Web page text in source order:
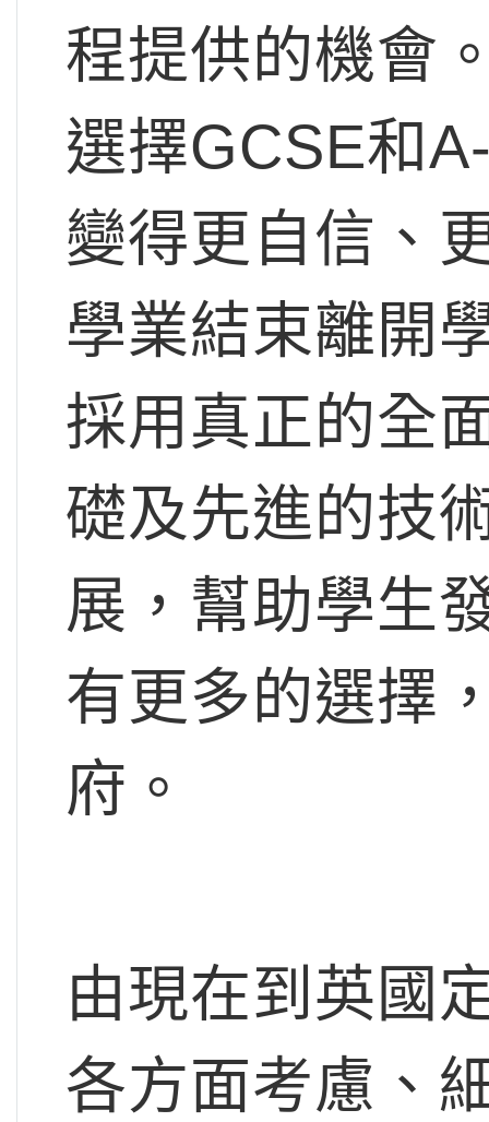
程提供的機會
選擇GCSE和
變得更自信、
學業結束離開
採用真正的全
礎及先進的技
展，幫助學生
有更多的選擇
府。
由現在到英國
各方面考慮、